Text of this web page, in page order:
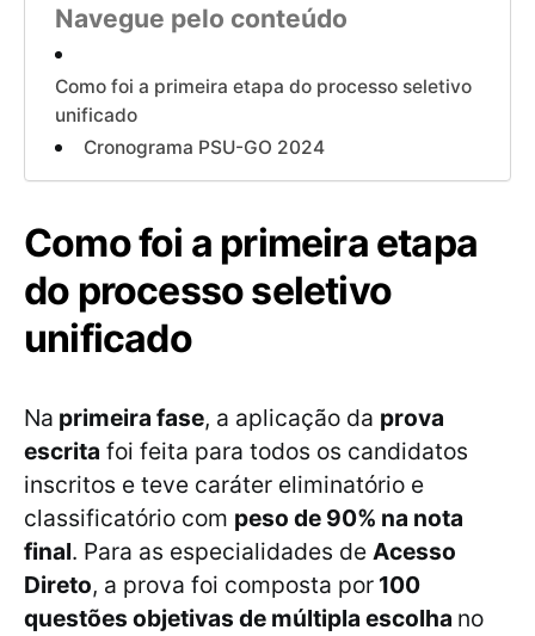
Navegue pelo conteúdo
Como foi a primeira etapa do processo seletivo
unificado
Cronograma PSU-GO 2024
Como foi a primeira etapa
do processo seletivo
unificado
Na primeira fase, a aplicação da prova
escrita foi feita para todos os candidatos
inscritos e teve caráter eliminatório e
classificatório com peso de 90% na nota
final. Para as especialidades de Acesso
Direto, a prova foi composta por 100
questões objetivas de múltipla escolha no